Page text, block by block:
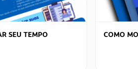
SEU TEMPO COMO